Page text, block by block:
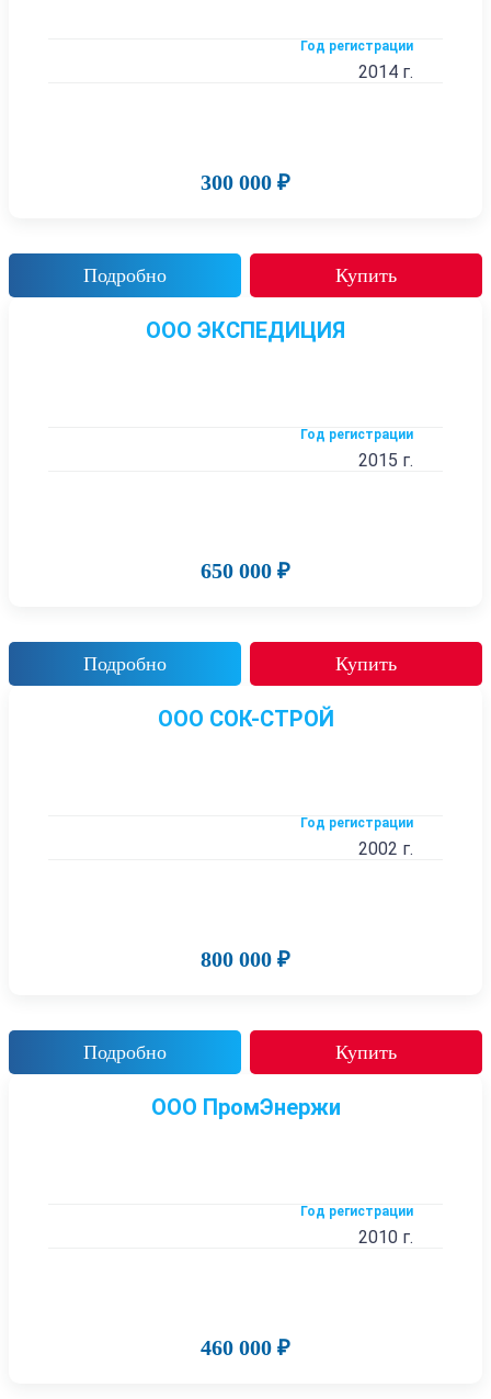
Год регистрации
2014 г.
300 000 ₽
Подробно Купить
ООО ЭКСПЕДИЦИЯ
Год регистрации
2015 г.
650 000 ₽
Подробно Купить
ООО СОК-СТРОЙ
Год регистрации
2002 г.
800 000 ₽
Подробно Купить
ООО ПромЭнержи
Год регистрации
2010 г.
460 000 ₽